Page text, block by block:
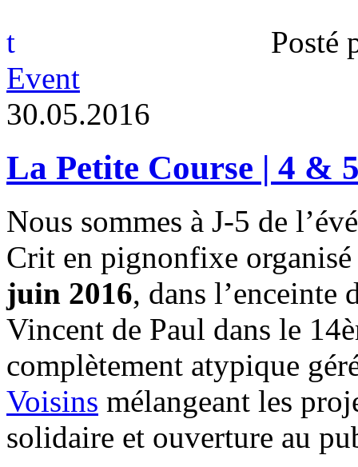
t
Posté
Event
30.05.2016
La Petite Course | 4 &
Nous sommes à J-5 de
Crit en pignonfixe
juin 2016, dans l’enceinte
Vincent de Paul dans le
complètement atypique
Voisins mélangeant les
solidaire et ouverture au